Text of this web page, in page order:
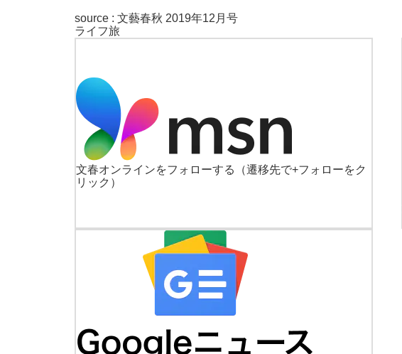
source : 文藝春秋 2019年12月号
ライフ旅
文春オンラインをフォローする
（遷移先で+フォローをク
リック）